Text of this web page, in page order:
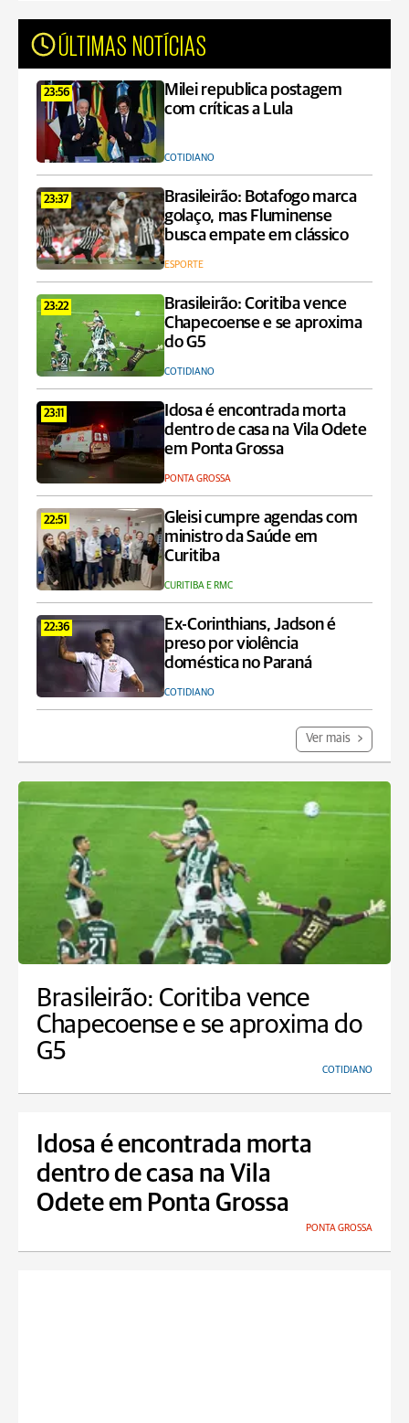
ÚLTIMAS NOTÍCIAS
23:56
Milei republica postagem
com críticas a Lula
COTIDIANO
23:37
Brasileirão: Botafogo marca
golaço, mas Fluminense
busca empate em clássico
ESPORTE
23:22
Brasileirão: Coritiba vence
Chapecoense e se aproxima
do G5
COTIDIANO
23:11
Idosa é encontrada morta
dentro de casa na Vila Odete
em Ponta Grossa
PONTA GROSSA
22:51
Gleisi cumpre agendas com
ministro da Saúde em
Curitiba
CURITIBA E RMC
22:36
Ex-Corinthians, Jadson é
preso por violência
doméstica no Paraná
COTIDIANO
Ver mais
Brasileirão: Coritiba vence
Chapecoense e se aproxima do
G5
COTIDIANO
Idosa é encontrada morta
dentro de casa na Vila
Odete em Ponta Grossa
PONTA GROSSA